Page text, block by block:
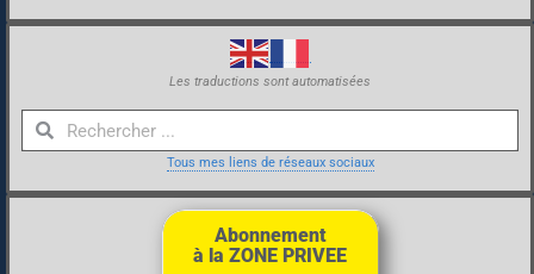
Les traductions sont automatisées
Tous mes liens de réseaux sociaux
Abonnement
à la ZONE PRIVEE